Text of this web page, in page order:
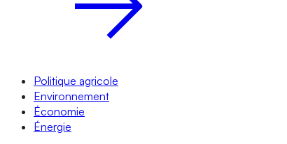
Politique agricole
Environnement
Économie
Énergie